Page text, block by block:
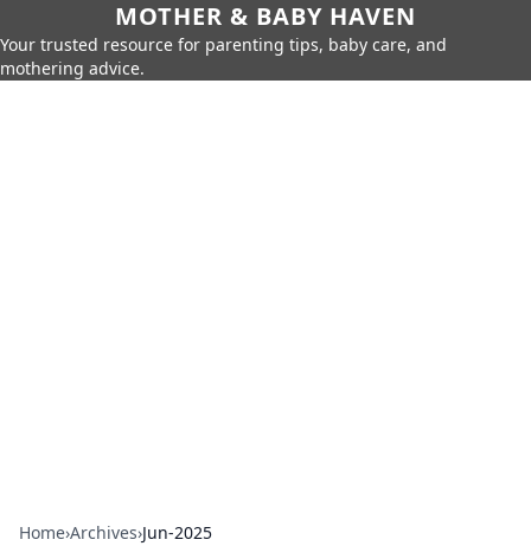
MOTHER & BABY HAVEN
Your trusted resource for parenting tips, baby care, and
mothering advice.
Home›Archives›Jun-2025